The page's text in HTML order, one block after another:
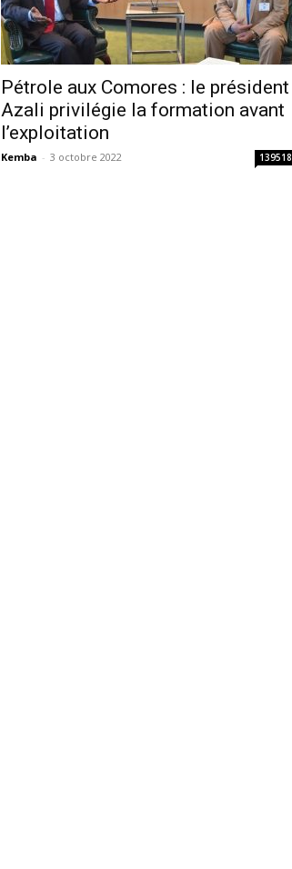
Pétrole aux Comores : le président
Azali privilégie la formation avant
l’exploitation
Kemba - 3 octobre 2022 139518